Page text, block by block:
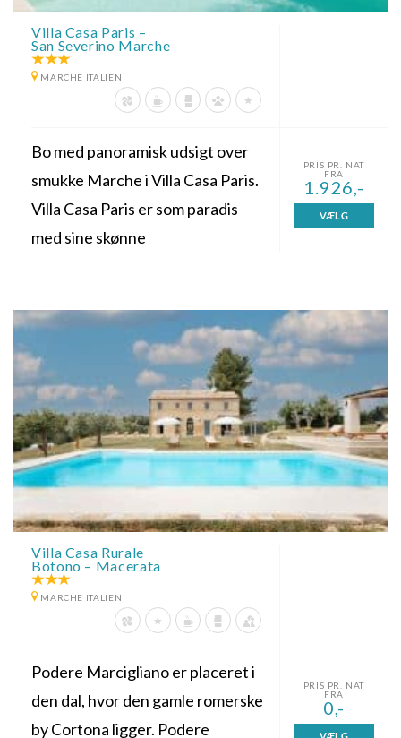
Villa Casa Paris –
San Severino Marche
MARCHE ITALIEN
Bo med panoramisk udsigt over
smukke Marche i Villa Casa Paris.
Villa Casa Paris er som paradis
med sine skønne
PRIS PR. NAT
FRA
1.926,-
VÆLG
Villa Casa Rurale
Botono – Macerata
MARCHE ITALIEN
Podere Marcigliano er placeret i
den dal, hvor den gamle romerske
by Cortona ligger. Podere
PRIS PR. NAT
FRA
0,-